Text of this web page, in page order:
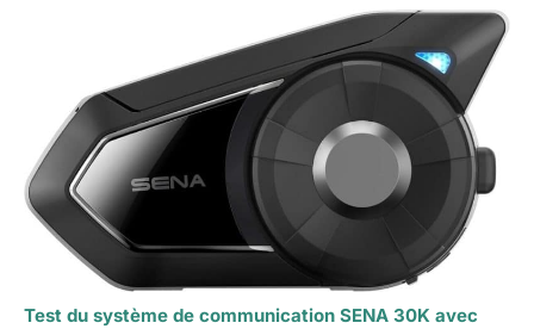
Test du système de communication SENA 30K avec